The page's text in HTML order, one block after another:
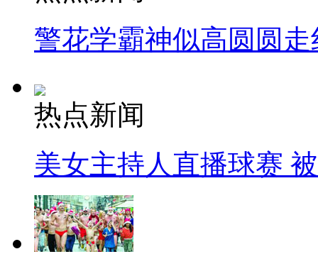
警花学霸神似高圆圆走
热点新闻
美女主持人直播球赛